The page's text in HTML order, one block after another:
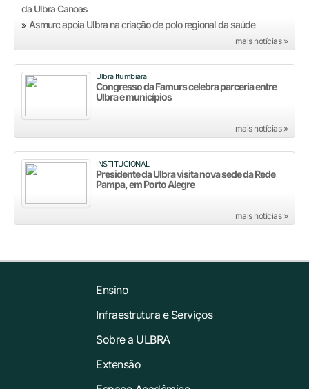
da Ulbra Canoas
» Asmurc apoia Ulbra na criação de polo regional da saúde
mais notícias »
Ulbra Itumbiara
Congresso da Famurs celebra parceria entre
Ulbra e municípios
mais notícias »
INSTITUCIONAL
Presidente da Ulbra visita nova sede da Rede
Pampa, em Porto Alegre
mais notícias »
Ensino
Infraestrutura e Serviços
Sobre a ULBRA
Extensão